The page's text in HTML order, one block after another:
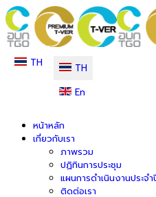
TH
TH
En
หน้าหลัก
เกี่ยวกับเรา
ภาพรวม
ปฏิทินการประชุม
แผนการดำเนินงานประจำ
ติดต่อเรา